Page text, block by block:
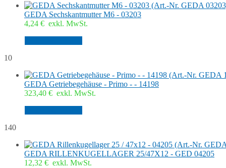
GEDA Sechskantmutter M6 - 03203
4,24 € exkl. MwSt.
10
GEDA Getriebegehäuse - Primo - - 14198
323,40 € exkl. MwSt.
140
GEDA RILLENKUGELLAGER 25/47X12 - GED 04205
12,32 € exkl. MwSt.